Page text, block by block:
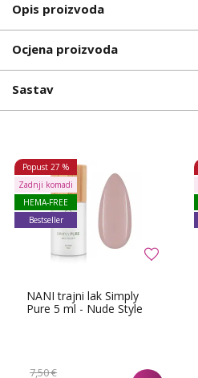
Opis proizvoda
Ocjena proizvoda
Sastav
NANI trajni lak Simply
Pure 5 ml - Nude Style
7,50 €
Popust 27 %
Zadnji komadi
HEMA-FREE
Bestseller